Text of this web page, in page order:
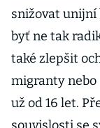
snižovat unijní
byť ne tak
také zlepšit
migranty nebo
už od 16 let.